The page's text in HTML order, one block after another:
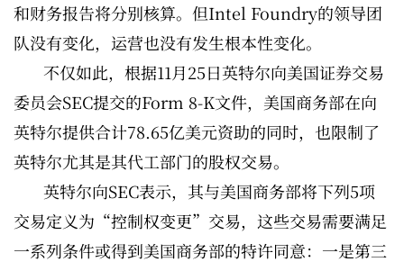
和财务报告将分别核算。但Intel Foundry的领导团
队没有变化，运营也没有发生根本性变化。
不仅如此，根据11月25日英特尔向美国证券交易
委员会SEC提交的Form 8-K文件，美国商务部在向
英特尔提供合计78.65亿美元资助的同时，也限制了
英特尔尤其是其代工部门的股权交易。
英特尔向SEC表示，其与美国商务部将下列5项
交易定义为“控制权变更”交易，这些交易需要满足
一系列条件或得到美国商务部的特许同意：一是第三